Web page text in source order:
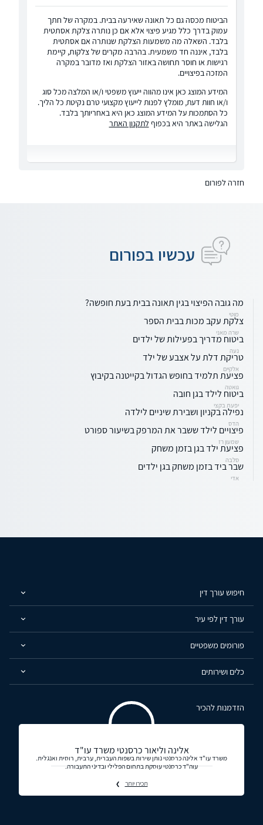
הביטוח מכסה גם כל תאונה שאירעה בבית. במקרה של חתך
עמוק בדרך כלל מגיע פיצוי אלא אם כן נותרה צלקת אסתטית
בלבד. השאלה מה משמעות הצלקת שנותרה אם אסתטית
בלבד, איננה חד משמעית. בהרבה מקרים של צלקות, קיימת
רגישות או חוסר תחושה באזור הצלקת ואז מדובר במקרה
המזכה בפיצויים.
המידע המוצג כאן אינו מהווה ייעוץ משפטי ו/או המלצה מכל סוג
ו/או חוות דעת, מומלץ לפנות לייעוץ מקצועי טרם נקיטת כל הליך.
כל הסתמכות על המידע המוצג כאן היא באחריותך בלבד.
הגלישה באתר היא בכפוף לתקנון האתר
חזרה לפורום
עכשיו בפורום
מה גובה הפיצוי בגין תאונה בבית בעת חופשה?
מוטי
צלקת עקב מכות בבית הספר
שרה מאני
ביטוח מדריך בפעילות של ילדים
נעה
טריקת דלת על אצבע של ילד
אלקיים
פציעת תלמיד בחופש הגדול בקייטנה בקיבוץ
גואטה
ביטוח לילד בגן חובה
יפעת בקצי
נפילה בקניון ושבירת שיניים לילדה
הדס
פיצויים לילד ששבר את המרפק בשיעור ספורט
שמעון רז
פציעת ילד בגן בזמן משחק
סלבה
שבר ביד בזמן משחק בגן ילדים
אדי
חיפוש עורך דין
עורך דין לפי עיר
פורומים משפטיים
כלים ושירותים
הזדמנות להכיר
אלינה וליאור כרסנטי משרד עו"ד
משרד עו"ד אלינה כרסנטי נותן שירות בשפות העברית, ערבית, רוסית ואנגלית.
עוה"ד כרסנטי עוסקת בתחום הפלילי ובדיני התעבורה.
תכירו יותר